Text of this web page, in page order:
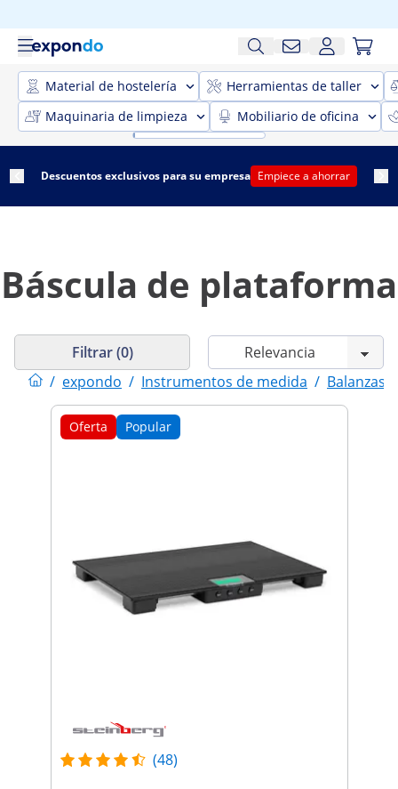
Material de hostelería
Herramientas de taller
Maquinaria de limpieza
Mobiliario de oficina
Descuentos exclusivos para su empresa Empiece a ahorrar
Báscula de plataforma
/ expondo / Instrumentos de medida / Balanzas
Filtrar (0)
Oferta Popular
(48)